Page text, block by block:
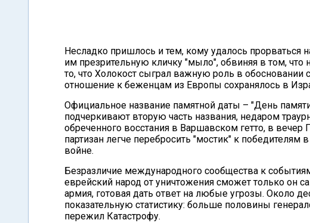
Несладко пришлось и тем, кому удалось прорваться
им презрительную кличку "мыло", обвиняя в том,
то, что Холокост сыграл важную роль в обосновании
отношение к беженцам из Европы сохранялось в
Официальное название памятной даты – "День
подчеркивают вторую часть названия, недаром
обреченного восстания в Варшавском гетто, в вечер
партизан легче перебросить "мостик" к
войне.
Безразличие международного сообщества к
еврейский народ от уничтожения сможет только он
армия, готовая дать ответ на любые угрозы. Около
показательную статистику: больше половины
пережил Катастрофу.